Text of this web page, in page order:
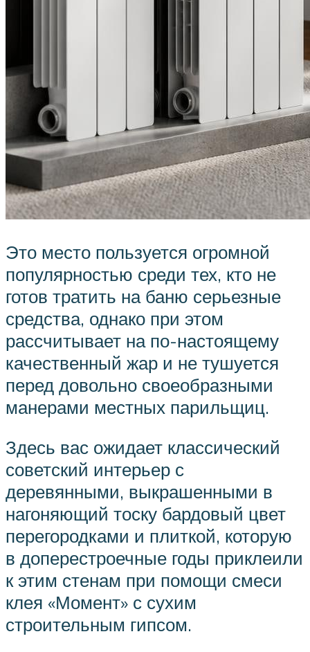
Это место пользуется огромной
популярностью среди тех, кто не
готов тратить на баню серьезные
средства, однако при этом
рассчитывает на по-настоящему
качественный жар и не тушуется
перед довольно своеобразными
манерами местных парильщиц.
Здесь вас ожидает классический
советский интерьер с
деревянными, выкрашенными в
нагоняющий тоску бардовый цвет
перегородками и плиткой, которую
в доперестроечные годы приклеили
к этим стенам при помощи смеси
клея «Момент» с сухим
строительным гипсом.